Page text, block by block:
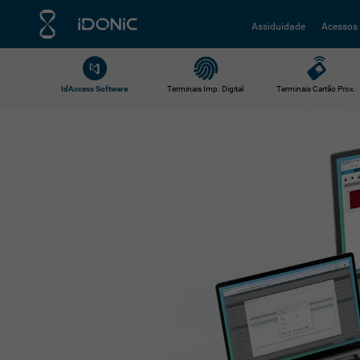
Assiduidade Acessos
IdAccess Software Terminais Imp. Digital Terminais Cartão Prox.